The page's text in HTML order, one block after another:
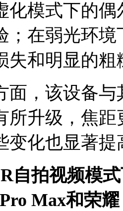
化模式下的
；在弱光环
失和明显的粗
该设备与
所升级，焦
变化也显著
自拍视频模
Max和荣